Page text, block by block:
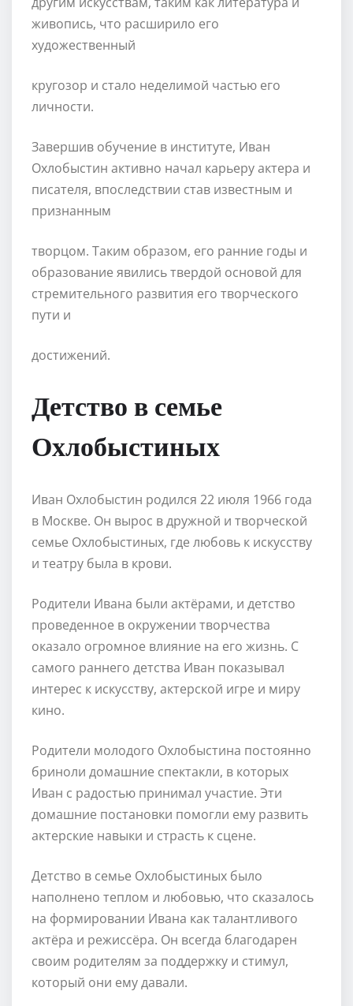
живопись, что расширило его
художественный
кругозор и стало неделимой частью его
личности.
Завершив обучение в институте, Иван
Охлобыстин активно начал карьеру актера и
писателя, впоследствии став известным и
признанным
творцом. Таким образом, его ранние годы и
образование явились твердой основой для
стремительного развития его творческого
пути и
достижений.
Детство в семье
Охлобыстиных
Иван Охлобыстин родился 22 июля 1966 года
в Москве. Он вырос в дружной и творческой
семье Охлобыстиных, где любовь к искусству
и театру была в крови.
Родители Ивана были актёрами, и детство
проведенное в окружении творчества
оказало огромное влияние на его жизнь. С
самого раннего детства Иван показывал
интерес к искусству, актерской игре и миру
кино.
Родители молодого Охлобыстина постоянно
бриноли домашние спектакли, в которых
Иван с радостью принимал участие. Эти
домашние постановки помогли ему развить
актерские навыки и страсть к сцене.
Детство в семье Охлобыстиных было
наполнено теплом и любовью, что сказалось
на формировании Ивана как талантливого
актёра и режиссёра. Он всегда благодарен
своим родителям за поддержку и стимул,
который они ему давали.